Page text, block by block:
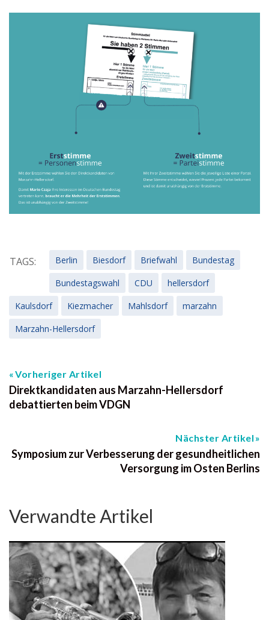
TAGS: Berlin Biesdorf Briefwahl
Bundestag
Bundestagswahl
CDU
hellersdorf
Kaulsdorf
Kiezmacher Mahlsdorf
marzahn
Marzahn-Hellersdorf
Vorheriger Artikel
Direktkandidaten aus Marzahn-Hellersdorf
debattierten beim VDGN
Nächster Artikel
Symposium zur Verbesserung der gesundheitlichen
Versorgung im Osten Berlins
Verwandte Artikel